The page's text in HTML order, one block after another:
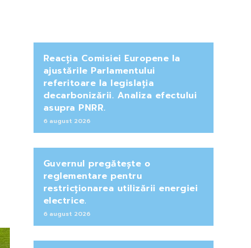
Reacția Comisiei Europene la
ajustările Parlamentului
referitoare la legislația
decarbonizării. Analiza efectului
asupra PNRR.
6 august 2026
Guvernul pregătește o
reglementare pentru
restricționarea utilizării energiei
electrice.
6 august 2026